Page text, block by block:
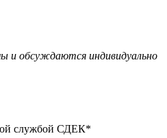
и обсуждаются индивидуально
службой СДЕК*